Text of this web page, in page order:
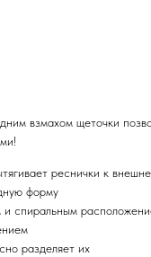
взмахом щеточки
реснички к
форму
спиральным
разделяет их